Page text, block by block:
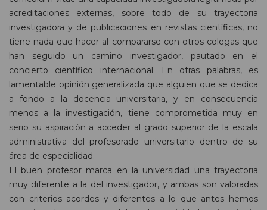
acreditaciones externas, sobre todo de su trayectoria
investigadora y de publicaciones en revistas científicas, no
tiene nada que hacer al compararse con otros colegas que
han seguido un camino investigador, pautado en el
concierto científico internacional. En otras palabras, es
lamentable opinión generalizada que alguien que se dedica
a fondo a la docencia universitaria, y en consecuencia
menos a la investigación, tiene comprometida muy en
serio su aspiración a acceder al grado superior de la escala
administrativa del profesorado universitario dentro de su
área de especialidad.
El buen profesor marca en la universidad una trayectoria
muy diferente a la del investigador, y ambas son valoradas
con criterios acordes y diferentes a lo que antes hemos